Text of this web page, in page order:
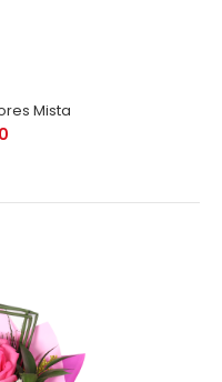
Mista